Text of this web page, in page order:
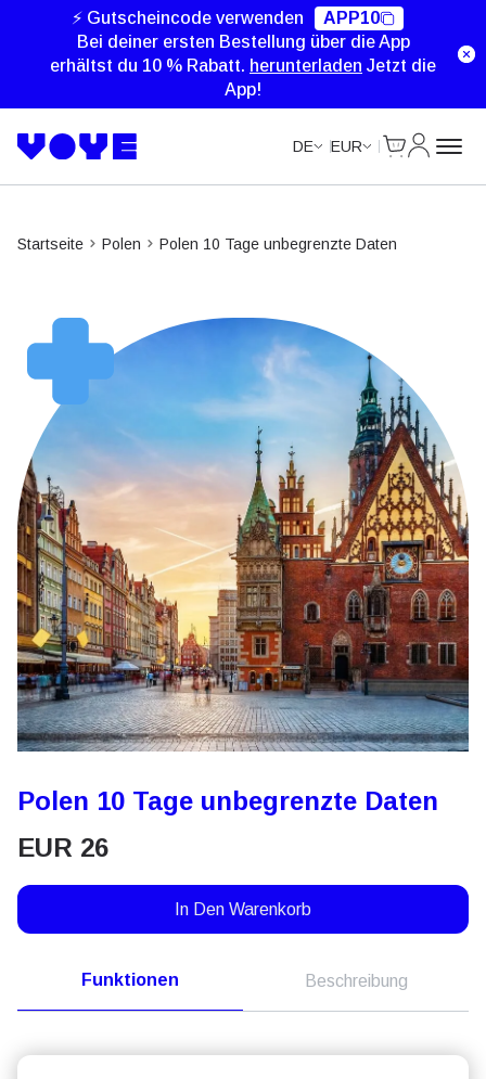
⚡ Gutscheincode verwenden
APP10
Bei deiner ersten Bestellung über die App
erhältst du 10 % Rabatt. herunterladen Jetzt die
App!
DE EUR
Startseite Polen Polen 10 Tage unbegrenzte Daten
Polen 10 Tage unbegrenzte Daten
EUR 26
In Den Warenkorb
Funktionen Beschreibung
Unlimited Data
Unlimited Data